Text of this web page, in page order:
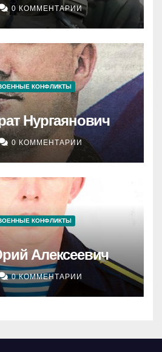
0 КОММЕНТАРИИ
КОНФЛИКТЫ
Нургаянович
0 КОММЕНТАРИИ
КОНФЛИКТЫ
Алексеевич
0 КОММЕНТАРИИ